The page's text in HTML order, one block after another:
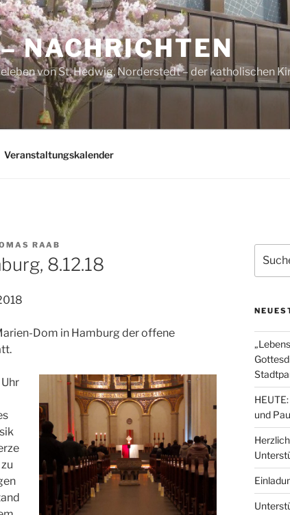
NACHRICHTEN
von St. Hedwig, Norderstedt – der katholischen
Veranstaltungskalender
RAAB
8.12.18
Dom in Hamburg der offene
nach:
und